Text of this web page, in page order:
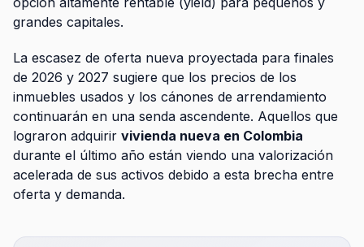
grandes capitales.
La escasez de oferta nueva proyectada para finales
de 2026 y 2027 sugiere que los precios de los
inmuebles usados y los cánones de arrendamiento
continuarán en una senda ascendente. Aquellos que
lograron adquirir vivienda nueva en Colombia
durante el último año están viendo una valorización
acelerada de sus activos debido a esta brecha entre
oferta y demanda.